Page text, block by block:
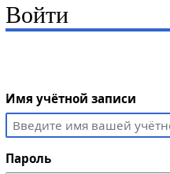
Войти
Имя учётной записи
Пароль